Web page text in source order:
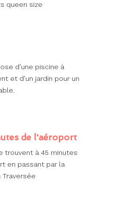
queen size
d’une piscine à
et d’un jardin pour un
de l'aéroport
trouvent à 45 minutes
en passant par la
Traversée